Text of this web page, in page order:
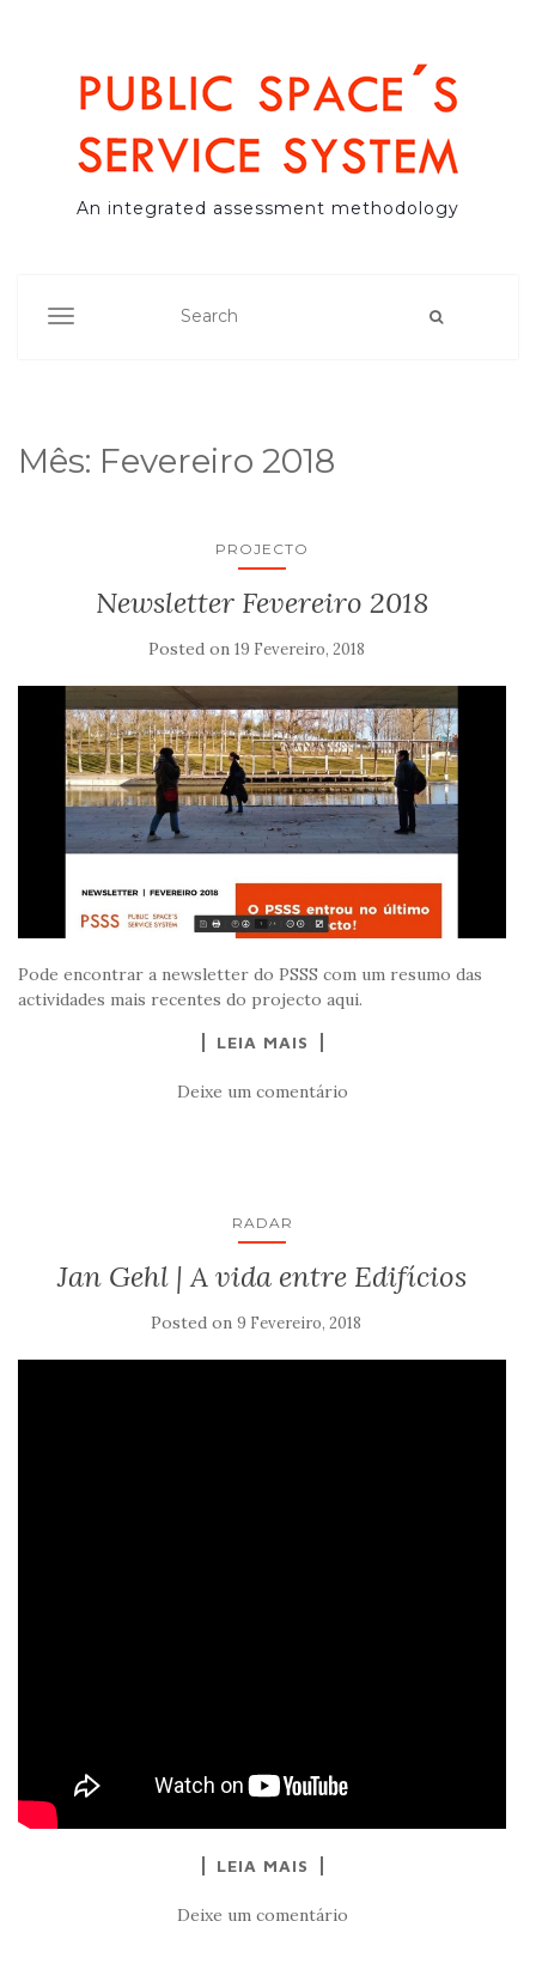
An integrated assessment methodology
TOGGLE NAVIGATION
Mês: Fevereiro 2018
PROJECTO
Newsletter Fevereiro 2018
Posted on 19 Fevereiro, 2018
Pode encontrar a newsletter do PSSS com um resumo das
actividades mais recentes do projecto aqui.
LEIA MAIS
Deixe um comentário
RADAR
Jan Gehl | A vida entre Edifícios
Posted on 9 Fevereiro, 2018
LEIA MAIS
Deixe um comentário